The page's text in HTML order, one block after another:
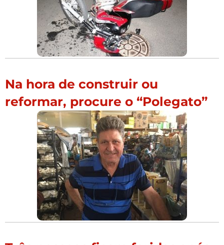
Na hora de construir ou
reformar, procure o “Polegato”